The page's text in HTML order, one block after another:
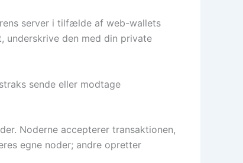
server i tilfælde af web-wallets
underskrive den med din private
sende eller modtage
Noderne accepterer transaktionen,
egne noder; andre opretter